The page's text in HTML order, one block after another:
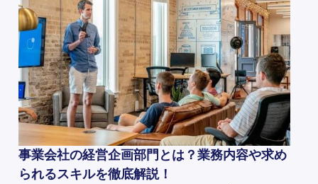
事業会社の経営企画部門とは？業務内容や求め
られるスキルを徹底解説！